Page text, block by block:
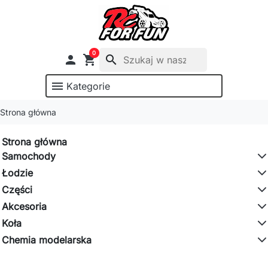
 shopping_cart
0
search
menu Kategorie
Strona główna
Strona główna
Samochody
Łodzie
Części
Akcesoria
Koła
Chemia modelarska